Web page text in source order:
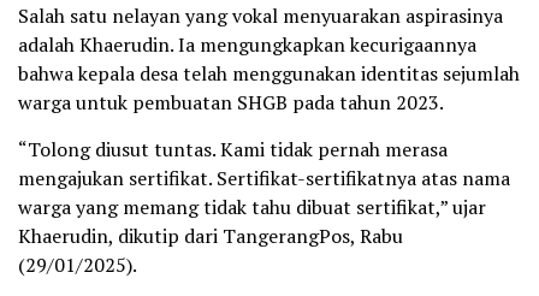
Salah satu nelayan yang vokal menyuarakan aspirasinya
adalah Khaerudin. Ia mengungkapkan kecurigaannya
bahwa kepala desa telah menggunakan identitas sejumlah
warga untuk pembuatan SHGB pada tahun 2023.
“Tolong diusut tuntas. Kami tidak pernah merasa
mengajukan sertifikat. Sertifikat-sertifikatnya atas nama
warga yang memang tidak tahu dibuat sertifikat,” ujar
Khaerudin, dikutip dari TangerangPos, Rabu
(29/01/2025).